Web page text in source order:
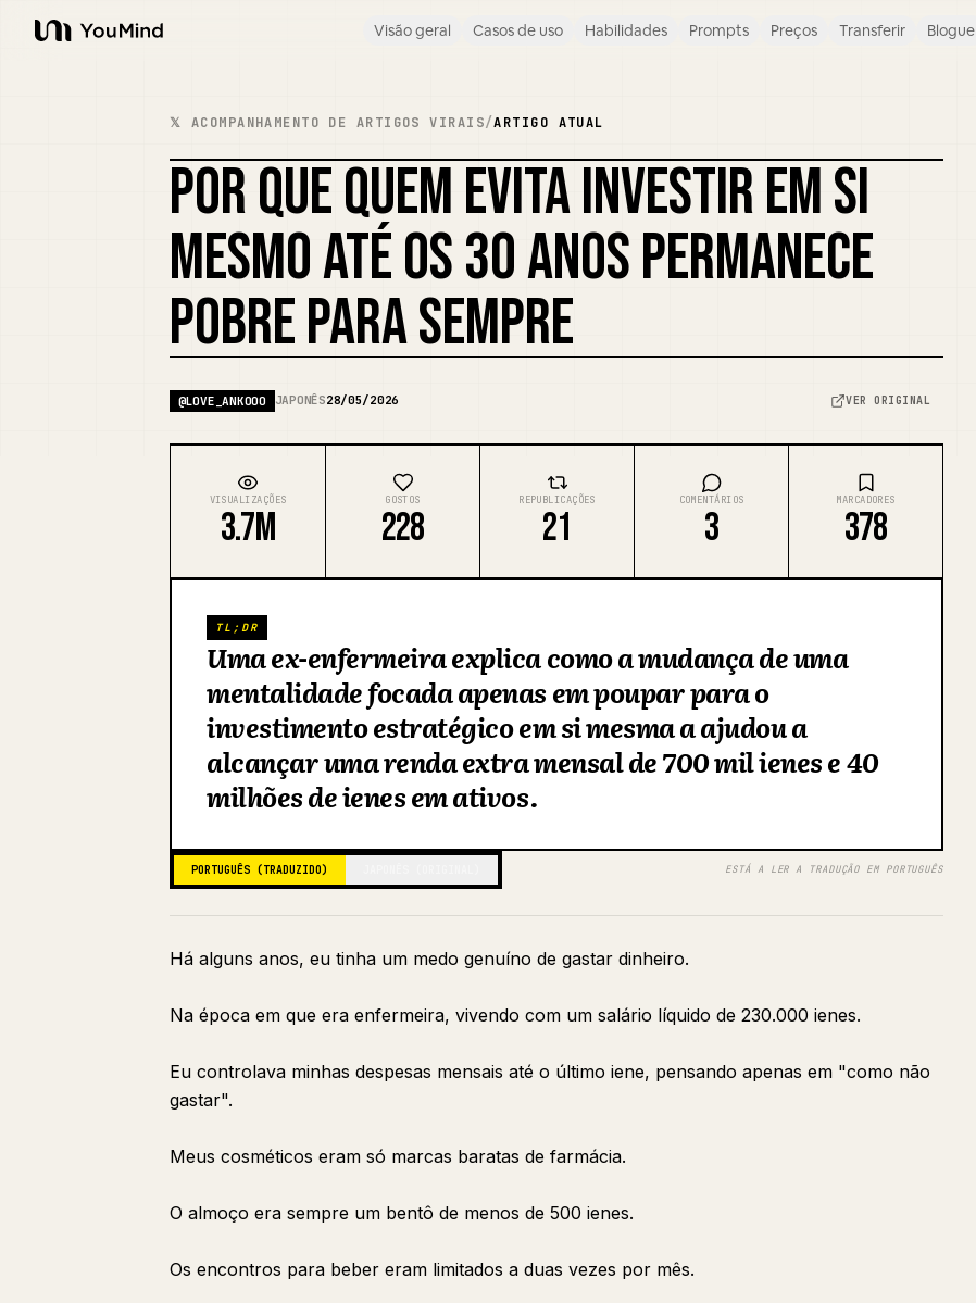
YouMind
Visão geral Casos de uso Habilidades Prompts Preços Transferir Blogue
𝕏 ACOMPANHAMENTO DE ARTIGOS VIRAIS/ARTIGO ATUAL
REMISTURAR CAPA
POR QUE QUEM EVITA INVESTIR EM SI
MESMO ATÉ OS 30 ANOS PERMANECE
POBRE PARA SEMPRE
@LOVE_ANKOOO JAPONÊS28/05/2026 VER ORIGINAL
VISUALIZAÇÕES
3.7M
GOSTOS
228
REPUBLICAÇÕES
21
COMENTÁRIOS
3
MARCADORES
378
TL;DR
Uma ex-enfermeira explica como a mudança de uma
mentalidade focada apenas em poupar para o
investimento estratégico em si mesma a ajudou a
alcançar uma renda extra mensal de 700 mil ienes e 40
milhões de ienes em ativos.
PORTUGUÊS (TRADUZIDO) ESTÁ A LER A TRADUÇÃO EM PORTUGUÊS
Há alguns anos, eu tinha um medo genuíno de gastar dinheiro.
Na época em que era enfermeira, vivendo com um salário líquido de 230.000 ienes.
Eu controlava minhas despesas mensais até o último iene, pensando apenas em "como não
gastar".
Meus cosméticos eram só marcas baratas de farmácia.
O almoço era sempre um bentô de menos de 500 ienes.
Os encontros para beber eram limitados a duas vezes por mês.